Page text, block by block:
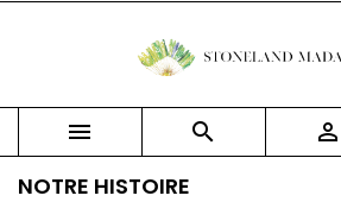
  
NOTRE HISTOIRE